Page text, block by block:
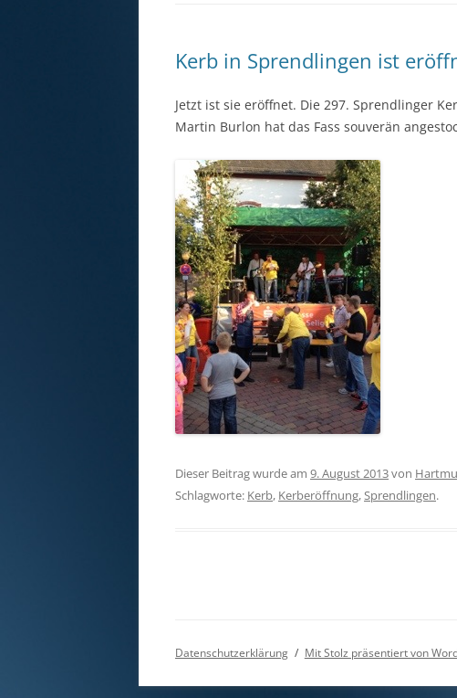
Kerb in Sprendlingen ist
Jetzt ist sie eröffnet. Die 297. Sprendlinger
Martin Burlon hat das Fass souverän
Dieser Beitrag wurde am 9. August 2013von
Schlagworte: Kerb, Kerberöffnung,Sprendlingen.
Datenschutzerklärung Mit Stolz präsentiert von